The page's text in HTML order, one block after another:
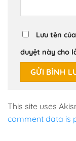
Lưu tên
duyệt này cho
This site uses
comment data is